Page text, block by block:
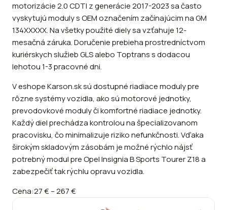
motorizácie 2.0 CDTI z generácie 2017-2023 sa často
vyskytujú moduly s OEM označením začínajúcim na GM
134XXXXX. Na všetky použité diely sa vzťahuje 12-
mesačná záruka. Doručenie prebieha prostredníctvom
kuriérskych služieb GLS alebo Toptrans s dodacou
lehotou 1-3 pracovné dni.
V eshope Karson.sk sú dostupné riadiace moduly pre
rôzne systémy vozidla, ako sú motorové jednotky,
prevodovkové moduly či komfortné riadiace jednotky.
Každý diel prechádza kontrolou na špecializovanom
pracovisku, čo minimalizuje riziko nefunkčnosti. Vďaka
širokým skladovým zásobám je možné rýchlo nájsť
potrebný modul pre Opel Insignia B Sports Tourer Z18 a
zabezpečiť tak rýchlu opravu vozidla.
Cena:27 €–267 €